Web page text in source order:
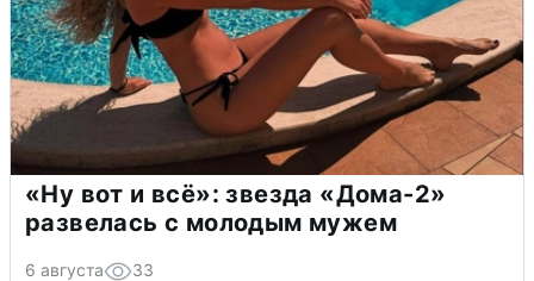
«Ну вот и всё»: звезда «Дома-2»
развелась с молодым мужем
6 августа 33